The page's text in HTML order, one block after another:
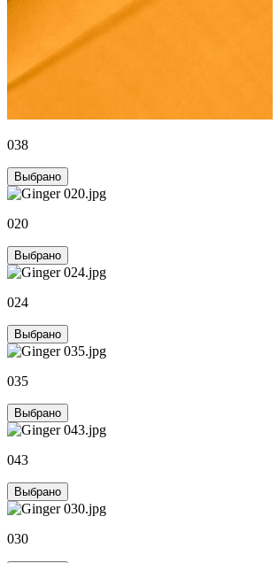
038
Выбрано
020
Выбрано
024
Выбрано
035
Выбрано
043
Выбрано
030